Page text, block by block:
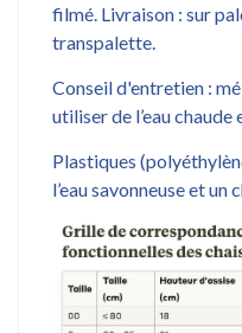
filmé. Livraison : sur
transpalette.
Conseil d'entretien :
utiliser de l’eau
Plastiques
l’eau savonneuse et